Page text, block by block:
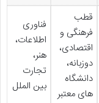
قطب
فرهنگی و
اقتصادی،
دوزبانه،
دانشگاه
های معتبر
فناوری
اطلاعات،
هنر،
تجارت
بین الملل